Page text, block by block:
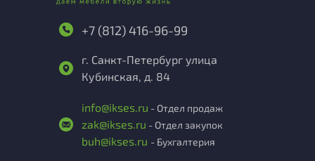
+7 (812) 416-96-99
г. Санкт-Петербург улица
Кубинская, д. 84
info@ikses.ru - Отдел продаж
zak@ikses.ru - Отдел закупок
buh@ikses.ru - Бухгалтерия